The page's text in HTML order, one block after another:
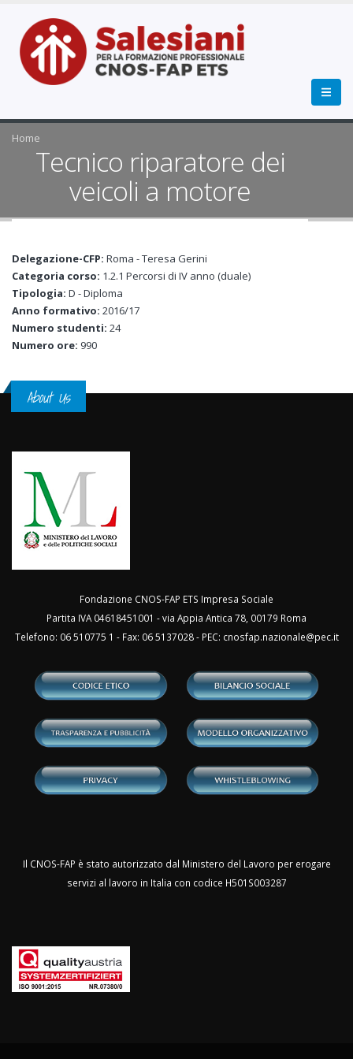
Home
Tecnico riparatore dei
veicoli a motore
Delegazione-CFP: Roma - Teresa Gerini
Categoria corso: 1.2.1 Percorsi di IV anno (duale)
Tipologia: D - Diploma
Anno formativo: 2016/17
Numero studenti: 24
Numero ore: 990
About Us
Fondazione CNOS-FAP ETS Impresa Sociale
Partita IVA 04618451001 - via Appia Antica 78, 00179 Roma
Telefono: 06 510775 1 - Fax: 06 5137028 - PEC: cnosfap.nazionale@pec.it
Il CNOS-FAP è stato autorizzato dal Ministero del Lavoro per erogare
servizi al lavoro in Italia con codice H501S003287